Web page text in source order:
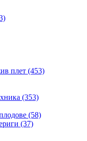
плет (453)
(353)
(58)
(37)